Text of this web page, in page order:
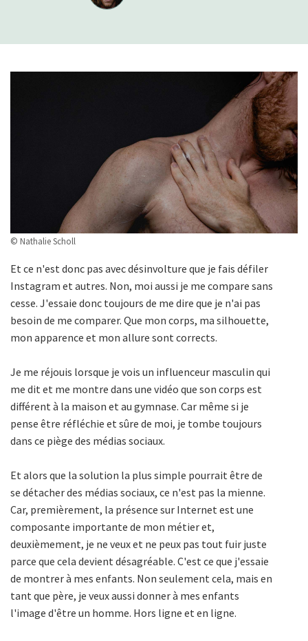
© Nathalie Scholl
Et ce n'est donc pas avec désinvolture que je fais défiler
Instagram et autres. Non, moi aussi je me compare sans
cesse. J'essaie donc toujours de me dire que je n'ai pas
besoin de me comparer. Que mon corps, ma silhouette,
mon apparence et mon allure sont corrects.
Je me réjouis lorsque je vois un influenceur masculin qui
me dit et me montre dans une vidéo que son corps est
différent à la maison et au gymnase. Car même si je
pense être réfléchie et sûre de moi, je tombe toujours
dans ce piège des médias sociaux.
Et alors que la solution la plus simple pourrait être de
se détacher des médias sociaux, ce n'est pas la mienne.
Car, premièrement, la présence sur Internet est une
composante importante de mon métier et,
deuxièmement, je ne veux et ne peux pas tout fuir juste
parce que cela devient désagréable. C'est ce que j'essaie
de montrer à mes enfants. Non seulement cela, mais en
tant que père, je veux aussi donner à mes enfants
l'image d'être un homme. Hors ligne et en ligne.